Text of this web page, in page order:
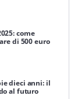
come
di 500 euro
dieci anni: il
al futuro